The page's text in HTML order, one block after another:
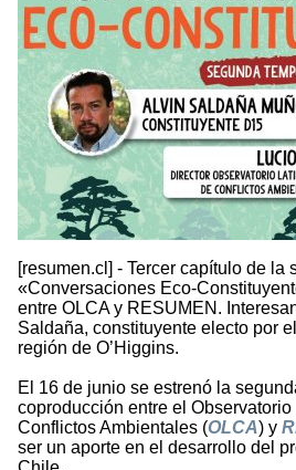
[resumen.cl] - Tercer capítulo de la
«Conversaciones Eco-
entre OLCA y RESUMEN.
Saldaña, constituyente electo por
región de O’Higgins.
El 16 de junio se estrenó la
coproducción entre el
Conflictos Ambientales (OLCA) y
ser un aporte en el desarrollo del